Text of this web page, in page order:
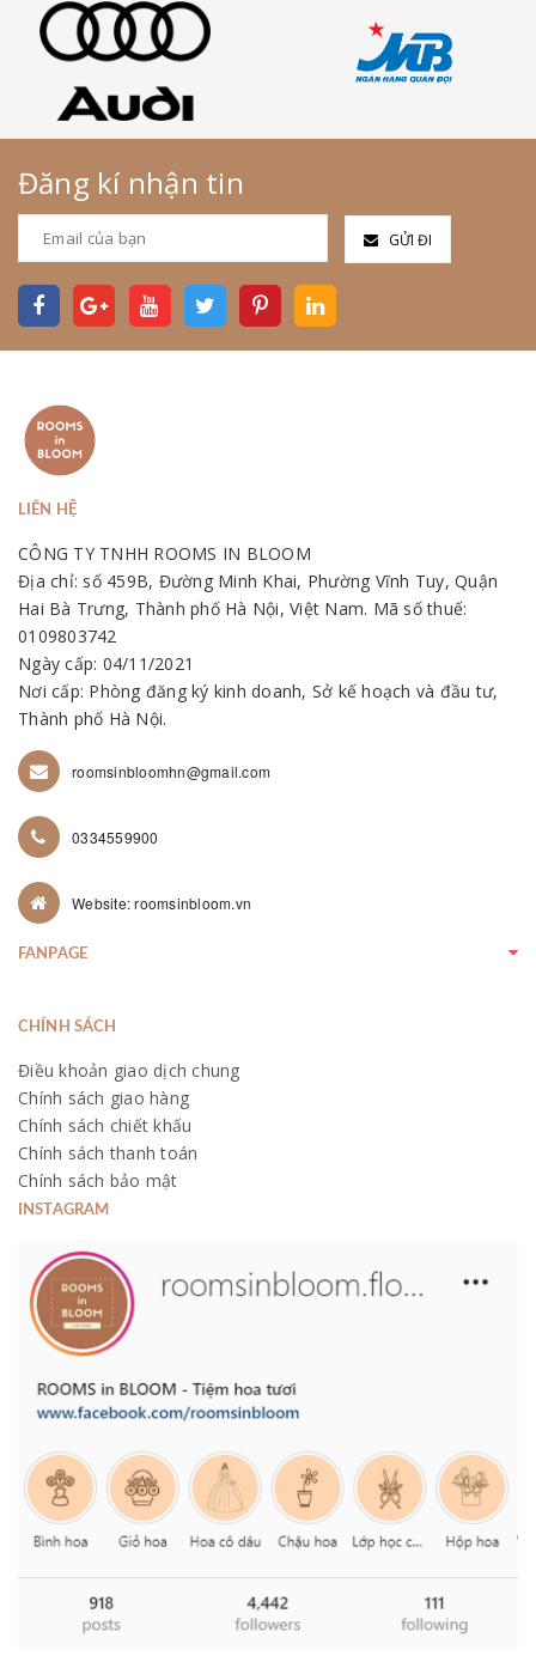
Đăng kí nhận tin
GỬI ĐI
LIÊN HỆ
CÔNG TY TNHH ROOMS IN BLOOM
Địa chỉ: số 459B, Đường Minh Khai, Phường Vĩnh Tuy, Quận
Hai Bà Trưng, Thành phố Hà Nội, Việt Nam. Mã số thuế:
0109803742
Ngày cấp: 04/11/2021
Nơi cấp: Phòng đăng ký kinh doanh, Sở kế hoạch và đầu tư,
Thành phố Hà Nội.
roomsinbloomhn@gmail.com
0334559900
Website: roomsinbloom.vn
FANPAGE
CHÍNH SÁCH
Điều khoản giao dịch chung
Chính sách giao hàng
Chính sách chiết khấu
Chính sách thanh toán
Chính sách bảo mật
INSTAGRAM